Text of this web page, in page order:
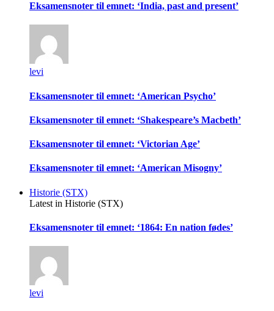
Eksamensnoter til emnet: ‘India, past and present’
levi
Eksamensnoter til emnet: ‘American Psycho’
Eksamensnoter til emnet: ‘Shakespeare’s Macbeth’
Eksamensnoter til emnet: ‘Victorian Age’
Eksamensnoter til emnet: ‘American Misogny’
Historie (STX)
Latest in Historie (STX)
Eksamensnoter til emnet: ‘1864: En nation fødes’
levi